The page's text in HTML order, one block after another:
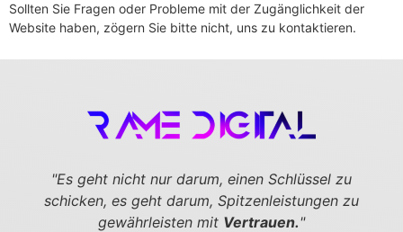
Sollten Sie Fragen oder Probleme mit der Zugänglichkeit der
Website haben, zögern Sie bitte nicht, uns zu kontaktieren.
"Es geht nicht nur darum, einen Schlüssel zu
schicken, es geht darum, Spitzenleistungen zu
gewährleisten mit Vertrauen."